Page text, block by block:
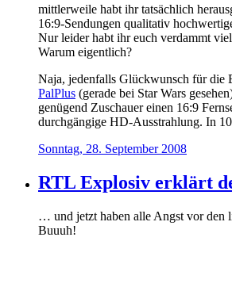
mittlerweile habt ihr tatsächlich
16:9-Sendungen qualitativ
Nur leider habt ihr euch verdammt
Warum eigentlich?
Naja, jedenfalls Glückwunsch für die
PalPlus (gerade bei Star Wars
genügend Zuschauer einen 16:9
durchgängige HD-Ausstrahlung. In
Sonntag, 28. September 2008
RTL Explosiv erklärt
… und jetzt haben alle Angst vor den
Buuuh!